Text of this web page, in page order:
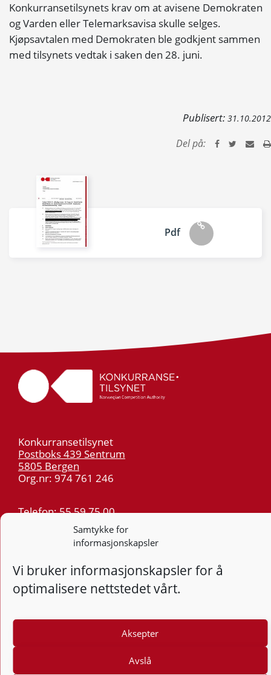
Samtykke for
informasjonskapsler
Vi bruker informasjonskapsler for å
optimalisere nettstedet vårt.
Aksepter
Avslå
Konkurransetilsynets krav om at avisene Demokraten
og Varden eller Telemarksavisa skulle selges.
Kjøpsavtalen med Demokraten ble godkjent sammen
med tilsynets vedtak i saken den 28. juni.
Publisert: 31.10.2012
Del på:
Pdf
Konkurransetilsynet
Postboks 439 Sentrum
5805 Bergen
Org.nr: 974 761 246
Telefon:55 59 75 00
post@kt.no
Nyhetsvarsel >>
Personvern